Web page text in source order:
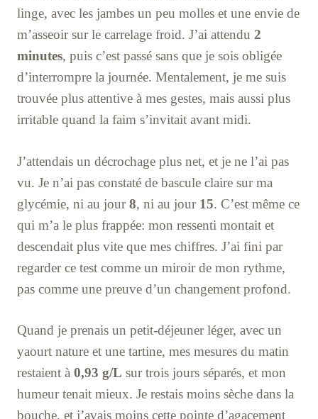
linge, avec les jambes un peu molles et une envie de
m’asseoir sur le carrelage froid. J’ai attendu 2
minutes, puis c’est passé sans que je sois obligée
d’interrompre la journée. Mentalement, je me suis
trouvée plus attentive à mes gestes, mais aussi plus
irritable quand la faim s’invitait avant midi.
J’attendais un décrochage plus net, et je ne l’ai pas
vu. Je n’ai pas constaté de bascule claire sur ma
glycémie, ni au jour8, ni au jour 15. C’est même ce
qui m’a le plus frappée: mon ressenti montait et
descendait plus vite que mes chiffres. J’ai fini par
regarder ce test comme un miroir de mon rythme,
pas comme une preuve d’un changement profond.
Quand je prenais un petit-déjeuner léger, avec un
yaourt nature et une tartine, mes mesures du matin
restaient à 0,93 g/L sur trois jours séparés, et mon
humeur tenait mieux. Je restais moins sèche dans la
bouche, et j’avais moins cette pointe d’agacement